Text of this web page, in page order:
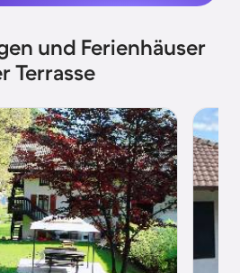
und Ferienhäuser
Terrasse